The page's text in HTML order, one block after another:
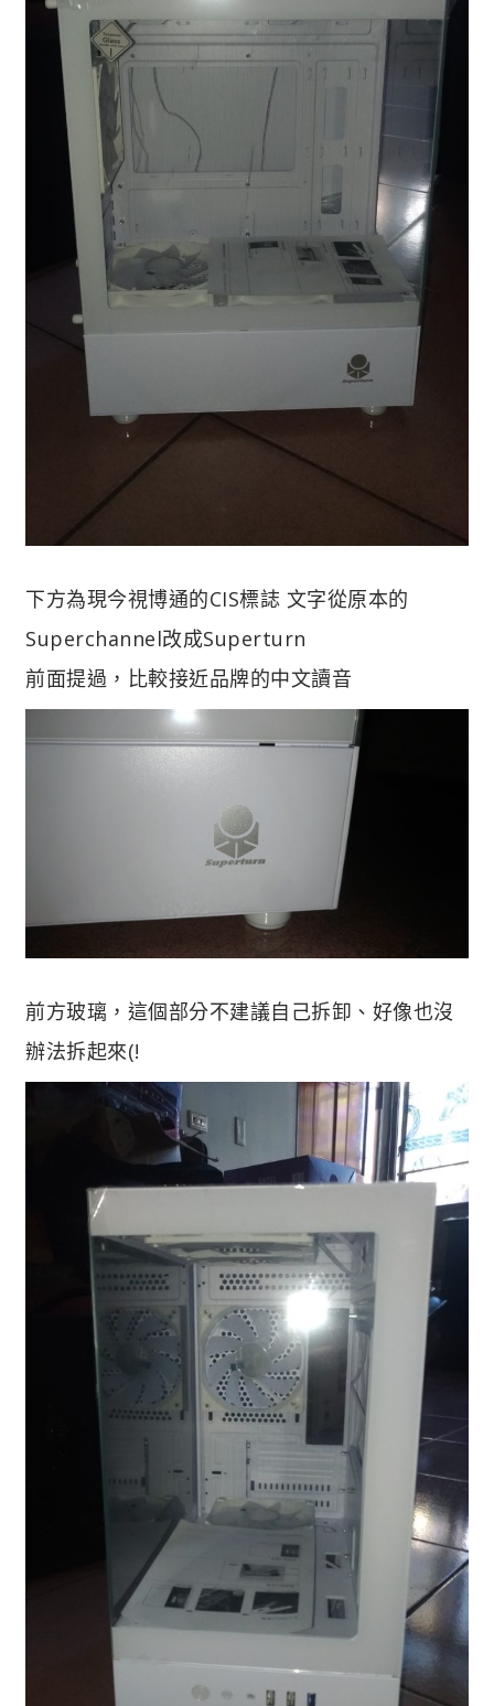
下方為現今視博通的CIS標誌 文字從原本的
Superchannel改成Superturn
前面提過，比較接近品牌的中文讀音
前方玻璃，這個部分不建議自己拆卸、好像也沒
辦法拆起來(!